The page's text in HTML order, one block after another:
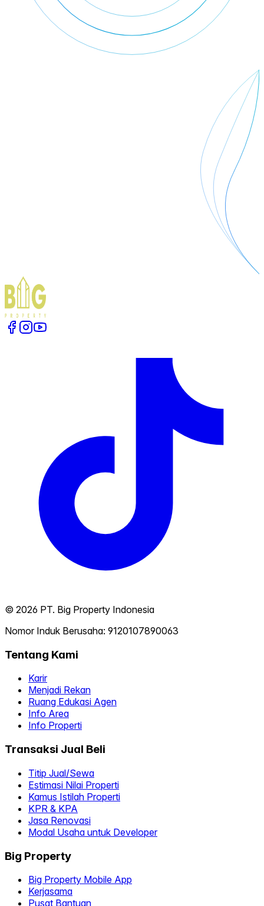
© 2026 PT. Big Property Indonesia
Nomor Induk Berusaha: 9120107890063
Tentang Kami
Karir
Menjadi Rekan
Ruang Edukasi Agen
Info Area
Info Properti
Transaksi Jual Beli
Titip Jual/Sewa
Estimasi Nilai Properti
Kamus Istilah Properti
KPR & KPA
Jasa Renovasi
Modal Usaha untuk Developer
Big Property
Big Property Mobile App
Kerjasama
Pusat Bantuan